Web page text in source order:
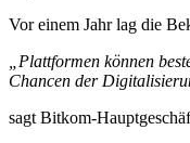
Vor einem Jahr lag die
„Plattformen können
Chancen der
sagt Bitkom-